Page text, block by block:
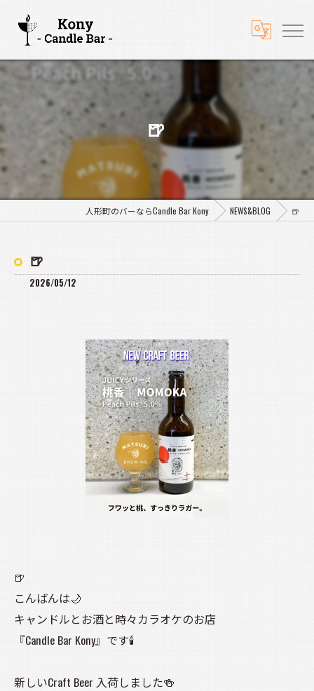
🍺
人形町のバーならCandle Bar Kony NEWS&BLOG 🍺
🍺
2026/05/12
🍺
こんばんは🌙
キャンドルとお酒と時々カラオケのお店
『Candle Bar Kony』です🕯️
新しいCraft Beer 入荷しました🍻